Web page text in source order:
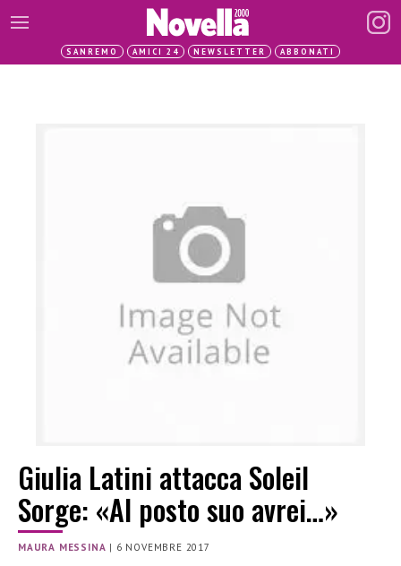
SANREMO AMICI 24 NEWSLETTER ABBONATI
Giulia Latini attacca Soleil
Sorge: «Al posto suo avrei…»
MAURA MESSINA | 6 NOVEMBRE 2017